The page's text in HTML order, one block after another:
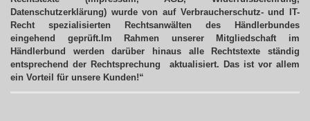
Datenschutzerklärung) wurde von auf Verbraucherschutz- und IT-
Recht spezialisierten Rechtsanwälten des Händlerbundes
eingehend geprüft.Im Rahmen unserer Mitgliedschaft im
Händlerbund werden darüber hinaus alle Rechtstexte ständig
entsprechend der Rechtsprechung aktualisiert. Das ist vor allem
ein Vorteil für unsere Kunden!“